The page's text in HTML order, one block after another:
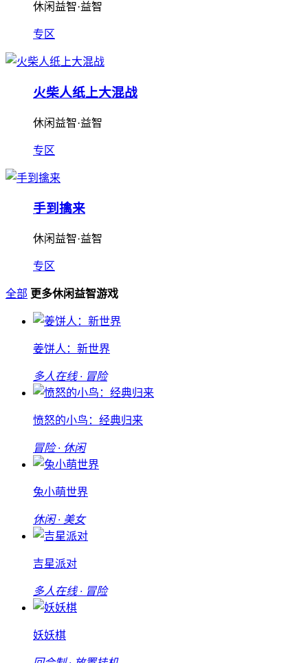
休闲益智·益智
专区
火柴人纸上大混战
休闲益智·益智
专区
手到擒来
休闲益智·益智
专区
全部 更多休闲益智游戏
姜饼人：新世界
多人在线 · 冒险
愤怒的小鸟：经典归来
冒险 · 休闲
兔小萌世界
休闲 · 美女
吉星派对
多人在线 · 冒险
妖妖棋